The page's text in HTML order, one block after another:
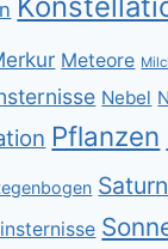
Meteore
Nebel
Pflanzen
Saturn